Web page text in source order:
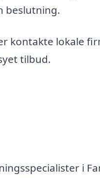
beslutning.
kontakte lokale
tilbud.
i